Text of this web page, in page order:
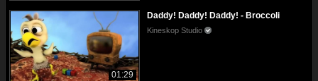
01:29
Daddy! Daddy! Daddy! - Broccoli
Kineskop Studio